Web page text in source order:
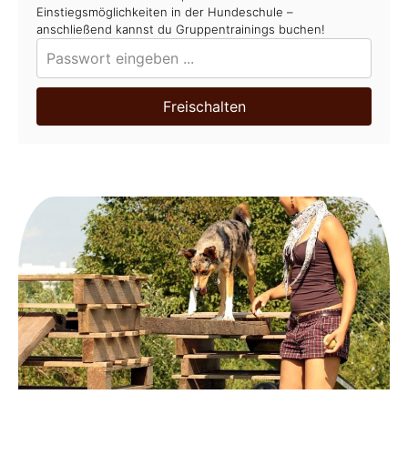
Einstiegsmöglichkeiten in der Hundeschule –
anschließend kannst du Gruppentrainings buchen!
Freischalten